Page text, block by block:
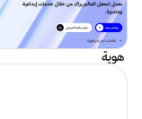
هوية